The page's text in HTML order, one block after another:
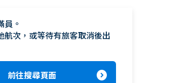
員。
航次，或等待有旅客取消後出
前往搜尋頁面 expand_circle_right